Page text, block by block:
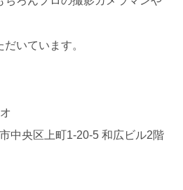
いています。
中央区上町1-20-5 和広ビル2階